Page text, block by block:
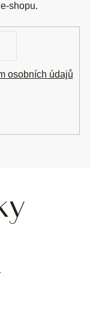
shopu.
osobních údajů